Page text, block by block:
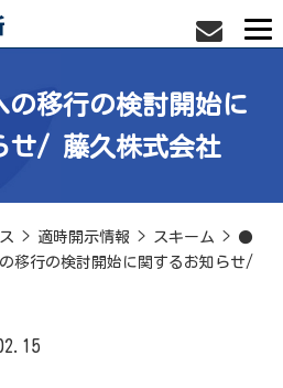
の移行の検討開始に
せ/ 藤久株式会社
> 適時開示情報 > スキーム > ●
移行の検討開始に関するお知らせ/